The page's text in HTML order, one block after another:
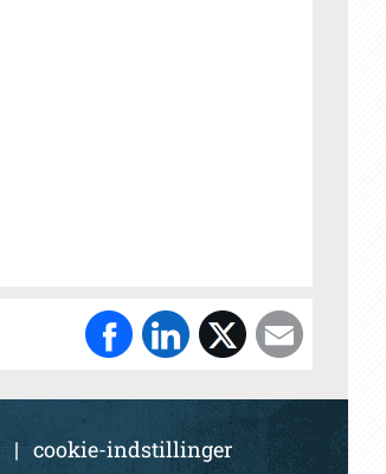
| cookie-indstillinger